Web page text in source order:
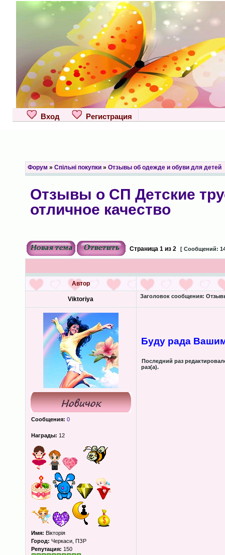
Вход Регистрация
Форум » Спільні покупки» Отзывы об одежде и обуви для детей
Отзывы о СП Детские
отличное качество
Страница 1из 2 [ Сообщений:
Автор
Viktoriya Заголовок сообщения:
Сообщения: 0
Награды: 12
Имя: Вікторія
Город: Черкаси, ПЗР
Репутация: 150
Буду рада
Последний раз
раз(а).